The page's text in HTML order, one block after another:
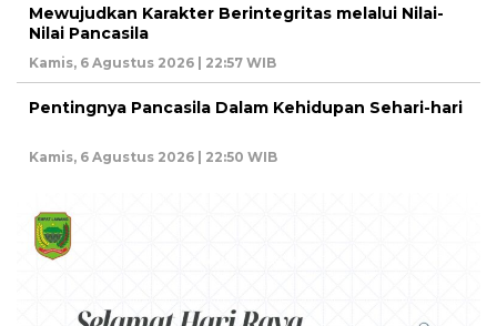
Mewujudkan Karakter Berintegritas melalui Nilai-
Nilai Pancasila
Kamis, 6 Agustus 2026 | 22:57 WIB
Pentingnya Pancasila Dalam Kehidupan Sehari-hari
Kamis, 6 Agustus 2026 | 22:50 WIB